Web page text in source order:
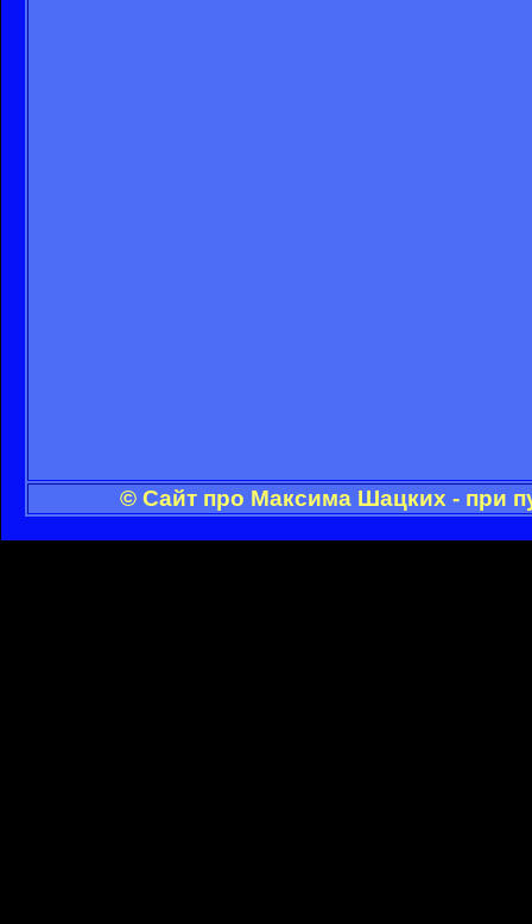
© Сайт про Максима Шацких - при